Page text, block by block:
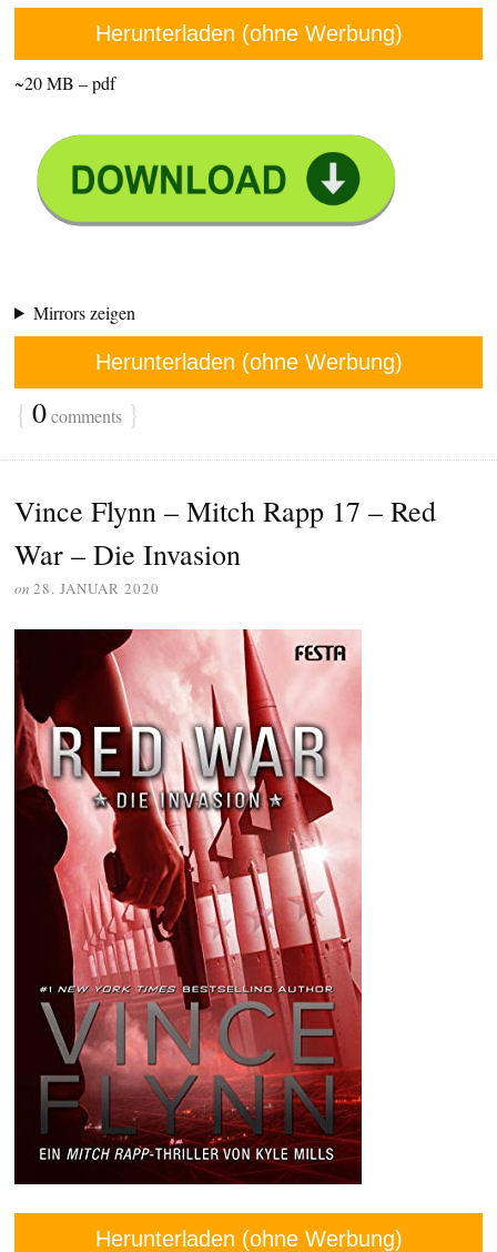
Herunterladen (ohne Werbung)
~20 MB – pdf
Mirrors zeigen
Herunterladen (ohne Werbung)
{ 0comments }
Vince Flynn – Mitch Rapp 17 – Red
War – Die Invasion
on 28. JANUAR 2020
Herunterladen (ohne Werbung)